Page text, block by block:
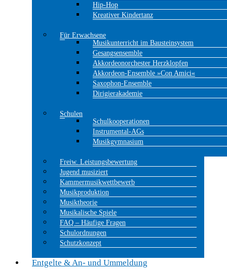
Hip-Hop
Kreativer Kindertanz
Für Erwachsene
Musikunterricht im Bausteinsystem
Gesangsensemble
Akkordeonorchester Herzklopfen
Akkordeon-Ensemble »Con Amici«
Saxophon-Ensemble
Dirigierakademie
Schulen
Schulkooperationen
Instrumental-AGs
Musikgymnasium
Freiw. Leistungsbewertung
Jugend musiziert
Kammermusikwettbewerb
Musikproduktion
Musiktheorie
Musikalische Spiele
FAQ – Häufige Fragen
Schulordnungen
Schutzkonzept
Entgelte & An- und Ummeldung